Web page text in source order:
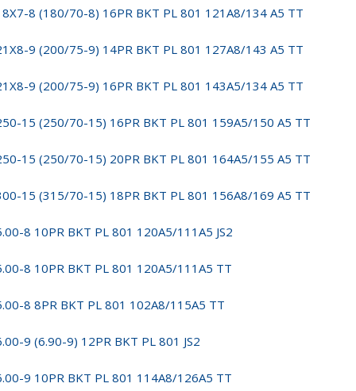
8 (180/70-8) 16PR BKT PL 801 121A8/134 A5 TT
9 (200/75-9) 14PR BKT PL 801 127A8/143 A5 TT
9 (200/75-9) 16PR BKT PL 801 143A5/134 A5 TT
15 (250/70-15) 16PR BKT PL 801 159A5/150 A5 TT
15 (250/70-15) 20PR BKT PL 801 164A5/155 A5 TT
15 (315/70-15) 18PR BKT PL 801 156A8/169 A5 TT
8 10PR BKT PL 801 120A5/111A5 JS2
8 10PR BKT PL 801 120A5/111A5 TT
8 8PR BKT PL 801 102A8/115A5 TT
9 (6.90-9) 12PR BKT PL 801 JS2
9 10PR BKT PL 801 114A8/126A5 TT